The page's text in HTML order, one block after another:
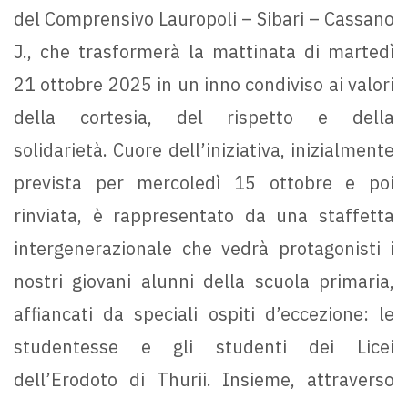
del Comprensivo Lauropoli – Sibari – Cassano
J., che trasformerà la mattinata di martedì
21 ottobre 2025 in un inno condiviso ai valori
della cortesia, del rispetto e della
solidarietà. Cuore dell’iniziativa, inizialmente
prevista per mercoledì 15 ottobre e poi
rinviata, è rappresentato da una staffetta
intergenerazionale che vedrà protagonisti i
nostri giovani alunni della scuola primaria,
affiancati da speciali ospiti d’eccezione: le
studentesse e gli studenti dei Licei
dell’Erodoto di Thurii. Insieme, attraverso